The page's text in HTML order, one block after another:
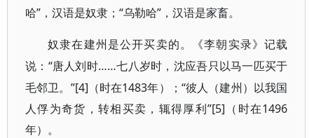
哈”，汉语是奴隶；“乌勒哈”，汉语是家畜。
奴隶在建州是公开买卖的。《李朝实录》记载
说： “唐人刘时……七八岁时，沈应吾只以马一匹买于
毛邻卫。”[4]（时在1483年）；“彼人（建州）以我国
人俘为奇货，转相买卖，辄得厚利”[5]（时在1496
年）。